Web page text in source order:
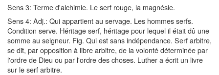
Sens 3: Terme d'alchimie. Le serf rouge, la magnésie.
Sens 4: Adj.: Qui appartient au servage. Les hommes serfs.
Condition serve. Héritage serf, héritage pour lequel il était dû une
somme au seigneur. Fig. Qui est sans indépendance. Serf arbitre,
se dit, par opposition à libre arbitre, de la volonté déterminée par
l'ordre de Dieu ou par l'ordre des choses. Luther a écrit un livre
sur le serf arbitre.